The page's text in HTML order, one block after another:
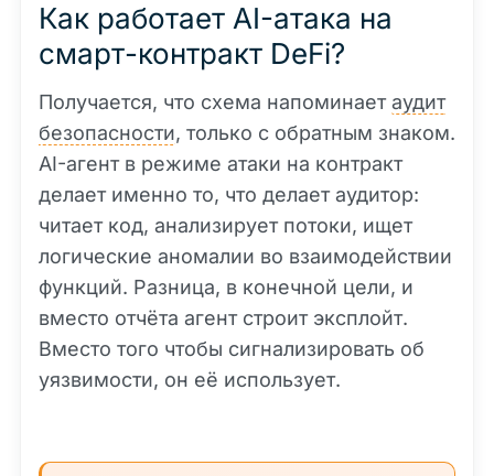
Как работает AI-атака на
смарт-контракт DeFi?
Получается, что схема напоминаетаудит
безопасности, только с обратным знаком.
AI-агент в режиме атаки на контракт
делает именно то, что делает аудитор:
читает код, анализирует потоки, ищет
логические аномалии во взаимодействии
функций. Разница, в конечной цели, и
вместо отчёта агент строит эксплойт.
Вместо того чтобы сигнализировать об
уязвимости, он её использует.